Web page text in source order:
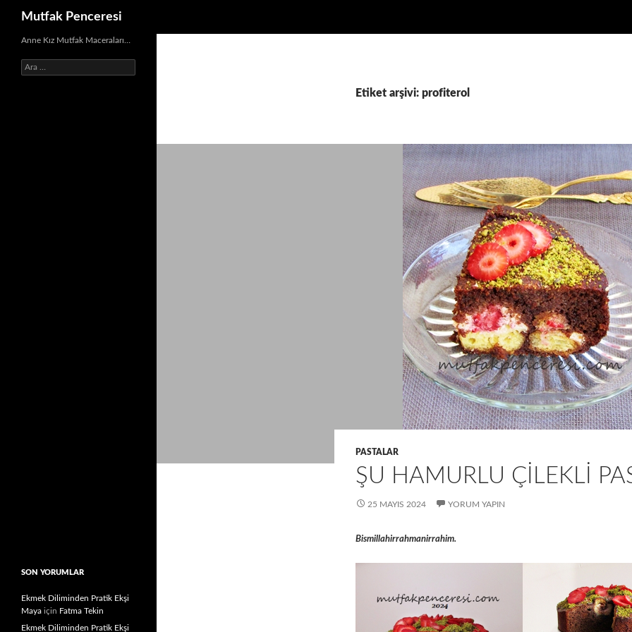
İçeriğe
Mutfak Penceresi
Etiket arşivi: profiterol
PASTALAR
ŞU HAMURLU ÇILEKLI
25 MAYIS 2024 YORUM YAPIN
Bismillahirrahmanirrahim.
Anne Kız Mutfak Maceraları…
Arama:
SON YORUMLAR
Ekmek Diliminden Pratik Ekşi
Maya için Fatma Tekin
Ekmek Diliminden Pratik Ekşi